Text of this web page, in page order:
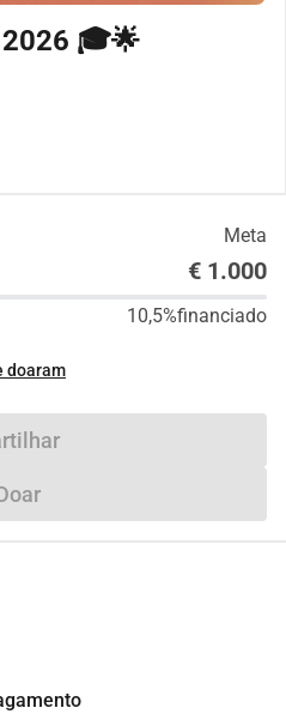
🎓🌟
Meta
€ 1.000
10,5%financiado
doaram